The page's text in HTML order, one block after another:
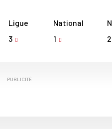
Ligue
3
National
1
2
PUBLICITÉ